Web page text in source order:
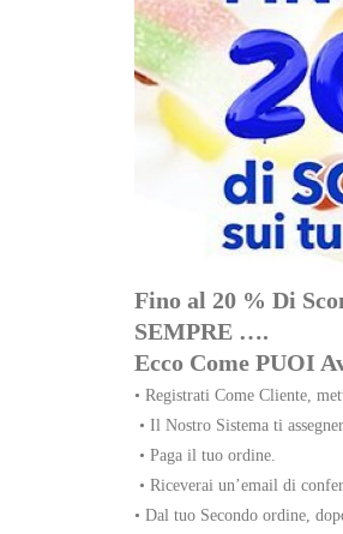
Fino al 20 % Di
SEMPRE ….
Ecco Come PUOI
• Registrati Come Cliente,
• Il Nostro Sistema ti
• Paga il tuo ordine.
• Riceverai un’email di
• Dal tuo Secondo ordine,